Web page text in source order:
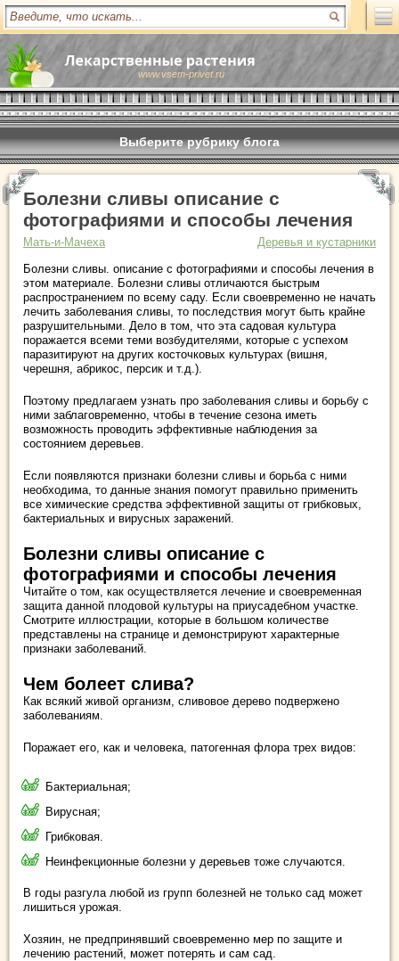
www.vsem-privet.ru
Выберите рубрику блога
Болезни сливы описание с
фотографиями и способы лечения
Мать-и-Мачеха
Деревья и кустарники
Болезни сливы. описание с фотографиями и способы лечения в
этом материале. Болезни сливы отличаются быстрым
распространением по всему саду. Если своевременно не начать
лечить заболевания сливы, то последствия могут быть крайне
разрушительными. Дело в том, что эта садовая культура
поражается всеми теми возбудителями, которые с успехом
паразитируют на других косточковых культурах (вишня,
черешня, абрикос, персик и т.д.).
Поэтому предлагаем узнать про заболевания сливы и борьбу с
ними заблаговременно, чтобы в течение сезона иметь
возможность проводить эффективные наблюдения за
состоянием деревьев.
Если появляются признаки болезни сливы и борьба с ними
необходима, то данные знания помогут правильно применить
все химические средства эффективной защиты от грибковых,
бактериальных и вирусных заражений.
Болезни сливы описание с
фотографиями и способы лечения
Читайте о том, как осуществляется лечение и своевременная
защита данной плодовой культуры на приусадебном участке.
Смотрите иллюстрации, которые в большом количестве
представлены на странице и демонстрируют характерные
признаки заболеваний.
Чем болеет слива?
Как всякий живой организм, сливовое дерево подвержено
заболеваниям.
Поражает его, как и человека, патогенная флора трех видов:
Бактериальная;
Вирусная;
Грибковая.
Неинфекционные болезни у деревьев тоже случаются.
В годы разгула любой из групп болезней не только сад может
лишиться урожая.
Хозяин, не предпринявший своевременно мер по защите и
лечению растений, может потерять и сам сад.